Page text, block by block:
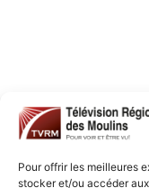
Pour offrir les meilleures
stocker et/ou accéder